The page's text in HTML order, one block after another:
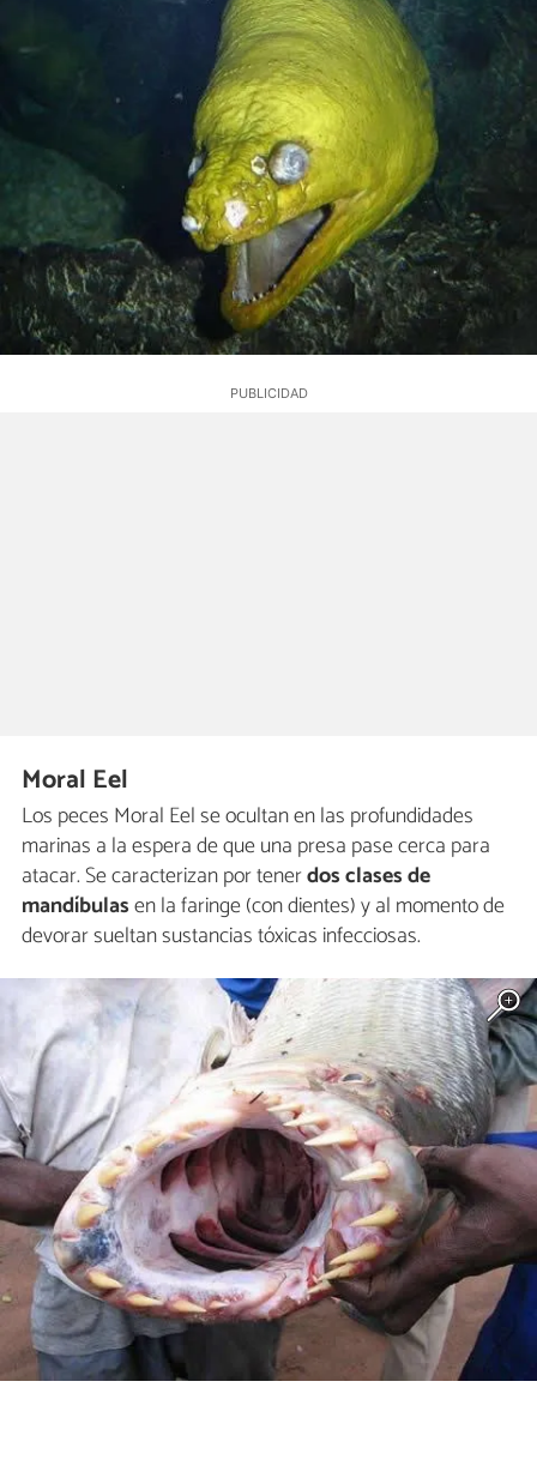
Moral Eel
Los peces Moral Eel se ocultan en las profundidades
marinas a la espera de que una presa pase cerca para
atacar. Se caracterizan por tenerdos clases de
mandíbulasen la faringe (con dientes) y al momento de
devorar sueltan sustancias tóxicas infecciosas.